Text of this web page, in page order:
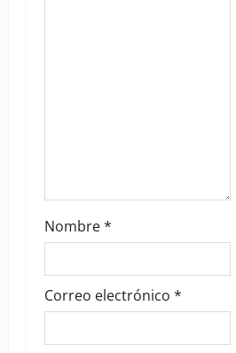
Nombre*
Correo electrónico *